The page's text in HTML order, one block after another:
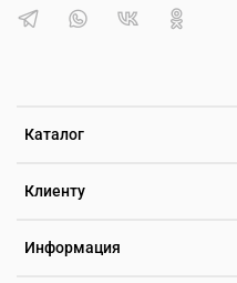
Каталог
Клиенту
Информация